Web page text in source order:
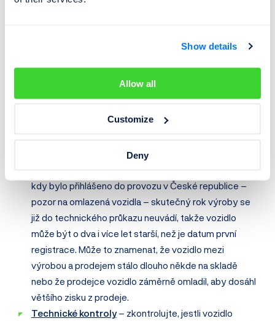
Show details
Allow all
Customize
Deny
a jak bude tento smluvní závazek na vozidle zrušen.
úvěrové smlouvy a plná moc ke zrušení zástavního
vozidlo financováno, můžete při kontrole historie
velkém technickém průkazu
kdy bylo přihlášeno do provozu v České republice –
pozor na omlazená vozidla – skutečný rok výroby se
již do technického průkazu neuvádí, takže vozidlo
může být o dva i více let starší, než je datum první
registrace. Může to znamenat, že vozidlo mezi
výrobou a prodejem stálo dlouho někde na skladě
nebo že prodejce vozidlo záměrně omladil, aby dosáhl
většího zisku z prodeje.
Technické kontroly– zkontrolujte, jestli vozidlo